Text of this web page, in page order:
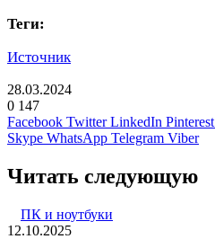
Теги:
Источник
28.03.2024
0 147
Facebook Twitter LinkedIn Pinterest
Skype WhatsApp Telegram Viber
Читать следующую
ПК и ноутбуки
12.10.2025